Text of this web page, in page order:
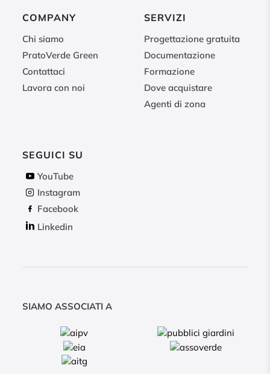
COMPANY
Chi siamo
PratoVerde Green
Contattaci
Lavora con noi
SERVIZI
Progettazione gratuita
Documentazione
Formazione
Dove acquistare
Agenti di zona
SEGUICI SU
YouTube
Instagram
Facebook
Linkedin
SIAMO ASSOCIATI A